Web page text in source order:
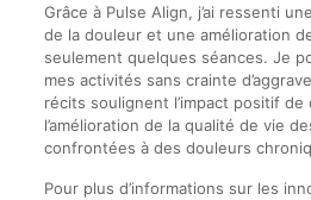
Grâce à Pulse Align, j’ai ressenti
de la douleur et une amélioration
seulement quelques séances. Je
mes activités sans crainte
récits soulignent l’impact positif
l’amélioration de la qualité de vie
confrontées à des douleurs
Pour plus d’informations sur les